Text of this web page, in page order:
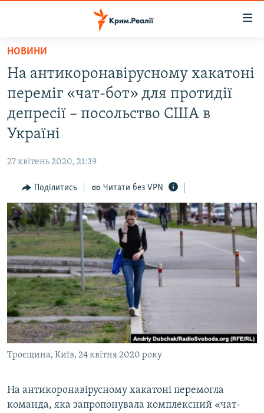
Перейти
основного
матеріалу
Перейти
до
основної
Перейти
пошуку
ВІДЕО ТА ФОТО
ПОЛІТИКА
ІНТЕРВ'Ю
ВСЕ ЗА ДЕНЬ
СПЕЦПРОЕКТИ
ДЕПОРТАЦІЯ
ВІДЕОУРОКИ «ELIFBE»
СВІДЧЕННЯ ОКУПАЦІЇ
УКРАЇНСЬКА ПРОБЛЕМА КРИМУ
ІНФОГРАФІКА
ЯК ОБІЙТИ БЛОКУВАННЯ
Русский
Qırımtatar
ДОЛУЧАЙСЯ!
Усі сайти RFE/RL
НОВИНИ
На антикоронавірусному хакатоні
переміг «чат-бот» для протидії
депресії – посольство США в
Україні
27 квітень 2020, 21:39
Поділитись Читати без VPN
Троєщина, Київ, 24 квітня 2020 року
На антикоронавірусному хакатоні перемогла
команда, яка запропонувала комплексний «чат-